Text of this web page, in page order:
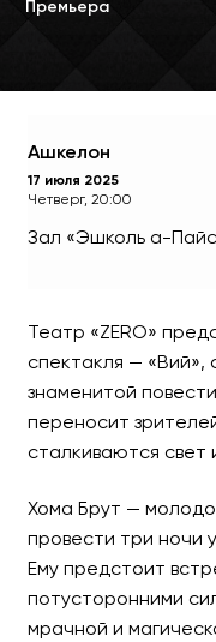
Ашкелон
17 июля 2025
Четверг, 20:00
Зал «Эшколь а-
Театр «ZERO»
спектакля — «Вий»,
знаменитой
переносит
сталкиваются свет
Хома Брут —
провести три ночи
Ему предстоит
потусторонними
мрачной и